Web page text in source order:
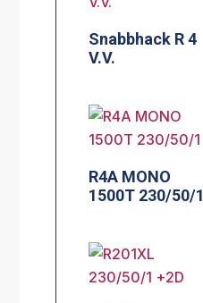
Snabbhack R 4
V.V.
R4A MONO
1500T 230/50/1